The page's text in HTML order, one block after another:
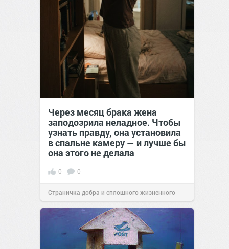
Через месяц брака жена
заподозрила неладное. Чтобы
узнать правду, она установила
в спальне камеру — и лучше бы
она этого не делала
0 0
Страничка добра и сплошного жизненного
позитива!00:29Сегодня